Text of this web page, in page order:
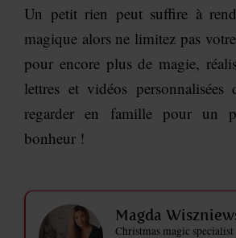
Un petit rien peut suffire à
magique alors ne limitez pas
pour encore plus de magie,
lettres et vidéos
regarder en famille pour un
bonheur !
Magda
Christmas magic specialist